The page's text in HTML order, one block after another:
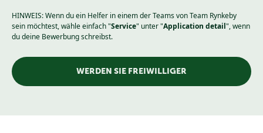
HINWEIS: Wenn du ein Helfer in einem der Teams von Team Rynkeby
sein möchtest, wähle einfach "Service" unter "Application detail", wenn
du deine Bewerbung schreibst.
WERDEN SIE FREIWILLIGER